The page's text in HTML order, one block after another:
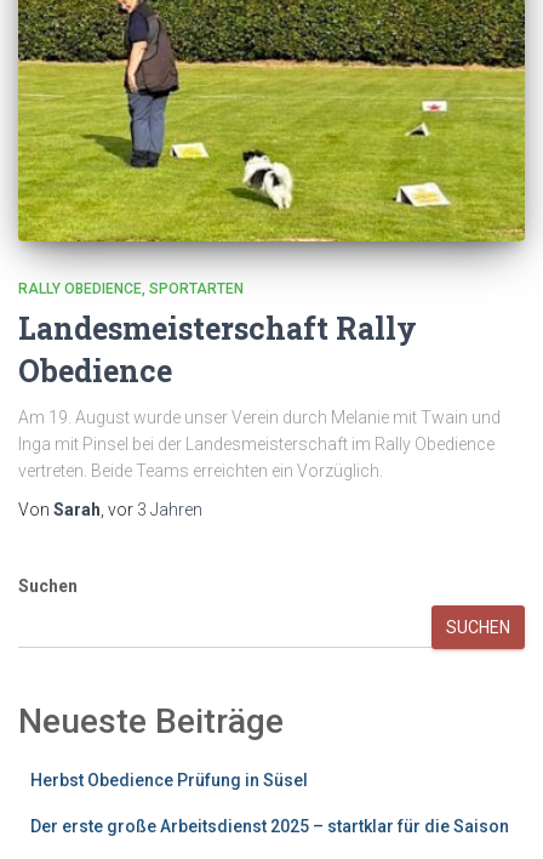
RALLY OBEDIENCE SPORTARTEN
Landesmeisterschaft Rally
Obedience
Am 19. August wurde unser Verein durch Melanie mit Twain und
Inga mit Pinsel bei der Landesmeisterschaft im Rally Obedience
vertreten. Beide Teams erreichten ein Vorzüglich.
Von Sarah , vor 3 Jahren
Suchen
SUCHEN
Neueste Beiträge
Herbst Obedience Prüfung in Süsel
Der erste große Arbeitsdienst 2025 – startklar für die Saison